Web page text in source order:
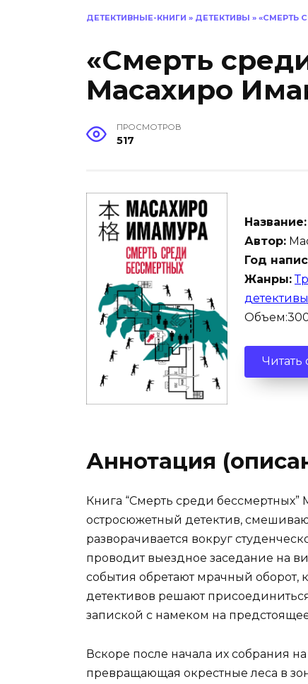
ДЕТЕКТИВНЫЕ-КНИГИ » ДЕТЕКТИВЫ » «СМЕРТЬ
«Смерть
Масахиро
ПРОСМОТРОВ
517
Название:
Автор:
Год
Жанры:
детективы
Объем:300
Читать
Аннотация
Книга “Смерть среди
остросюжетный детектив,
разворачивается вокруг
проводит выездное заседание на
события обретают мрачный оборот,
детективов решают
запиской с намеком на
Вскоре после начала их собрания
превращающая окрестные леса в